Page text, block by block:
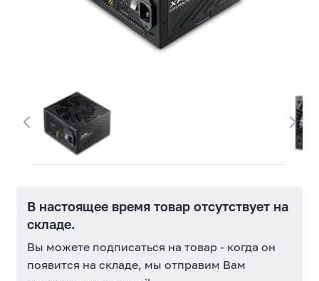
В настоящее время товар отсутствует на
складе.
Вы можете подписаться на товар - когда он
появится на складе, мы отправим Вам